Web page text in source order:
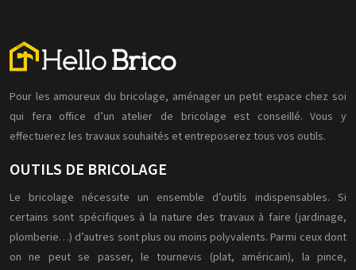
Pour les amoureux du bricolage, aménager un petit espace chez soi
qui fera office d’un atelier de bricolage est conseillé. Vous y
effectuerez les travaux souhaités et entreposerez tous vos outils.
OUTILS DE BRICOLAGE
Le bricolage nécessite un ensemble d’outils indispensables. Si
certains sont spécifiques à la nature des travaux à faire (jardinage,
plomberie…) d’autres sont plus ou moins polyvalents. Parmi ceux dont
on ne peut se passer, le tournevis (plat, américain), la pince,